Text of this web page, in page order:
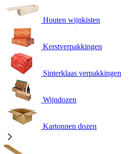
Houten wijnkisten
Kerstverpakkingen
Sinterklaas verpakkingen
Wijndozen
Kartonnen dozen